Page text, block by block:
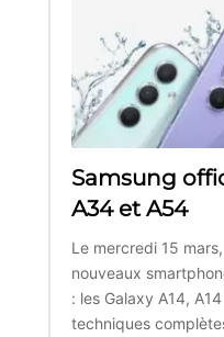
Samsung
A34 et A54
Le mercredi 15
nouveaux
: les Galaxy A14,
techniques